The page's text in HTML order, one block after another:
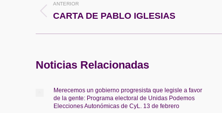
entre
publicaciones
ANTERIOR
Publicación
CARTA DE PABLO IGLESIAS
Noticias Relacionadas
Merecemos un gobierno progresista que legisle a favor
de la gente: Programa electoral de Unidas Podemos
Elecciones Autonómicas de CyL. 13 de febrero